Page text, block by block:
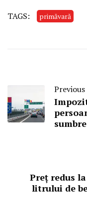
TAGS: primăvară
Previous
Preț redus
litrului de